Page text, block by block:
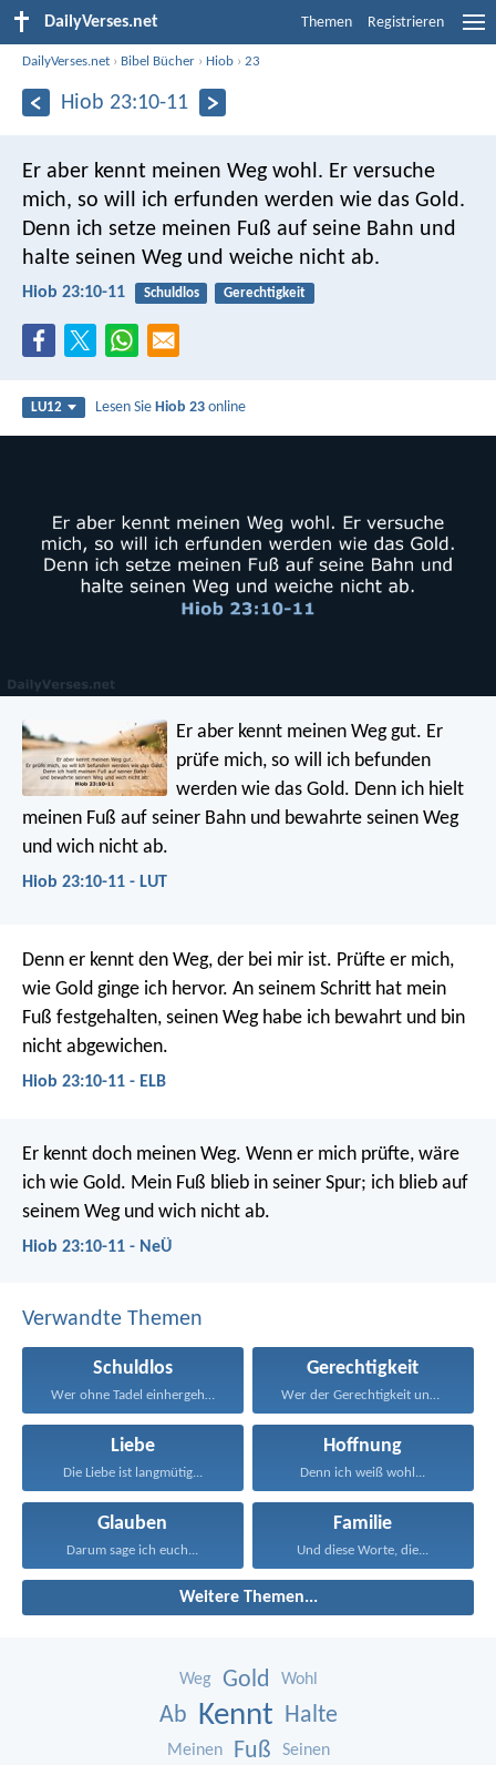
DailyVerses.net Themen Registrieren
DailyVerses.net › Bibel Bücher › Hiob ›23
Hiob 23:10-11
Er aber kennt meinen Weg wohl. Er versuche
mich, so will ich erfunden werden wie das Gold.
Denn ich setze meinen Fuß auf seine Bahn und
halte seinen Weg und weiche nicht ab.
Hiob 23:10-11 Schuldlos Gerechtigkeit
LU12 Lesen SieHiob 23 online
Er aber kennt meinen Weg gut. Er
prüfe mich, so will ich befunden
werden wie das Gold. Denn ich hielt
meinen Fuß auf seiner Bahn und bewahrte seinen Weg
und wich nicht ab.
Hiob 23:10-11 - LUT
Denn er kennt den Weg, der bei mir ist. Prüfte er mich,
wie Gold ginge ich hervor. An seinem Schritt hat mein
Fuß festgehalten, seinen Weg habe ich bewahrt und bin
nicht abgewichen.
Hiob 23:10-11 - ELB
Er kennt doch meinen Weg. Wenn er mich prüfte, wäre
ich wie Gold. Mein Fuß blieb in seiner Spur; ich blieb auf
seinem Weg und wich nicht ab.
Hiob 23:10-11 - NeÜ
Verwandte Themen
Schuldlos
Wer ohne Tadel einhergeht...
Gerechtigkeit
Wer der Gerechtigkeit und...
Liebe
Die Liebe ist langmütig...
Hoffnung
Denn ich weiß wohl...
Glauben
Darum sage ich euch...
Familie
Und diese Worte, die...
Weitere Themen...
Weg Gold Wohl
Ab Kennt Halte
Meinen Fuß Seinen